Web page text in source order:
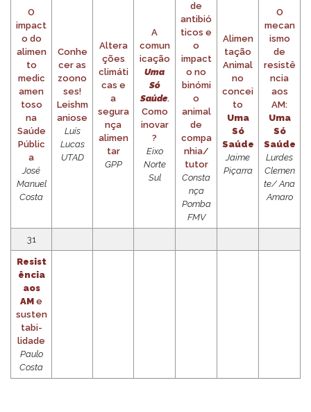
O
impact
o do
alimen
to
medic
amen
toso
na
Saúde
Públic
a
José
Manuel
Costa
Conhe
cer as
zoono
ses!
Leishm
aniose
Luís
Lucas
UTAD
Altera
ções
climáti
cas e
a
segura
nça
alimen
tar
GPP
A
comun
icação
Uma
Só
Saúde.
Como
inovar
?
Eixo
Norte
Sul
de
antibió
ticos e
o
impact
o no
binómi
o
animal
de
compa
nhia/
tutor
Consta
nça
Pomba
FMV
Alimen
tação
Animal
no
concei
to
Uma
Só
Saúde
Jaime
Piçarra
O
mecan
ismo
de
resistê
ncia
aos
AM:
Uma
Só
Saúde
Lurdes
Clemen
te/ Ana
Amaro
31
Resist
ência
aos
AM e
susten
tabi-
lidade
Paulo
Costa